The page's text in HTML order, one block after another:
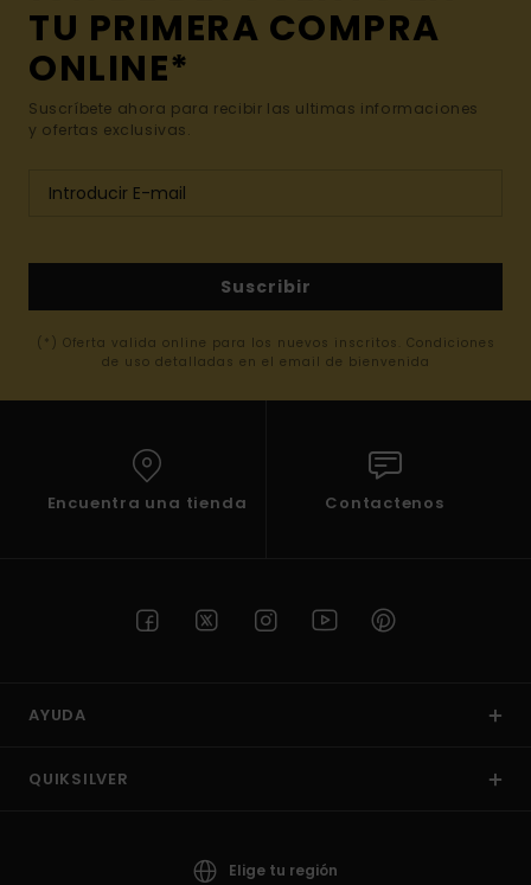
TU PRIMERA COMPRA
ONLINE*
Suscríbete ahora para recibir las ultimas informaciones
y ofertas exclusivas.
Suscribir
(*) Oferta valida online para los nuevos inscritos. Condiciones
de uso detalladas en el email de bienvenida
Encuentra una tienda Contactenos
AYUDA
QUIKSILVER
Elige tu región